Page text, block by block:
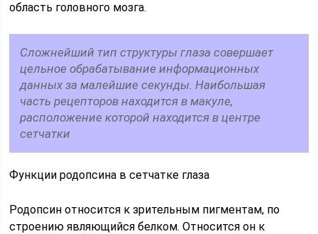
область головного мозга.
Сложнейший тип структуры глаза совершает
цельное обрабатывание информационных
данных за малейшие секунды. Наибольшая
часть рецепторов находится в макуле,
расположение которой находится в центре
сетчатки
Функции родопсина в сетчатке глаза
Родопсин относится к зрительным пигментам, по
строению являющийся белком. Относится он к